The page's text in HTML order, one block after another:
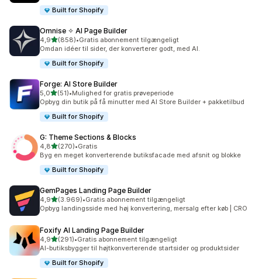
Built for Shopify
Omnise ✧ AI Page Builder
4,9ud af 5 stjerner
(858)
858 anmeldelser i alt
•Gratis abonnement tilgængeligt
Omdan idéer til sider, der konverterer godt, med AI.
Built for Shopify
Forge: AI Store Builder
5,0ud af 5 stjerner
(51)
51 anmeldelser i alt
•Mulighed for gratis prøveperiode
Opbyg din butik på få minutter med AI Store Builder + pakketilbud
Built for Shopify
G: Theme Sections & Blocks
4,8ud af 5 stjerner
(270)
270 anmeldelser i alt
•Gratis
Byg en meget konverterende butiksfacade med afsnit og blokke
Built for Shopify
GemPages Landing Page Builder
4,9ud af 5 stjerner
(3.969)
3969 anmeldelser i alt
•Gratis abonnement tilgængeligt
Opbyg landingsside med høj konvertering, mersalg efter køb | CRO
Foxify AI Landing Page Builder
4,9ud af 5 stjerner
(291)
291 anmeldelser i alt
•Gratis abonnement tilgængeligt
AI-butiksbygger til højtkonverterende startsider og produktsider
Built for Shopify